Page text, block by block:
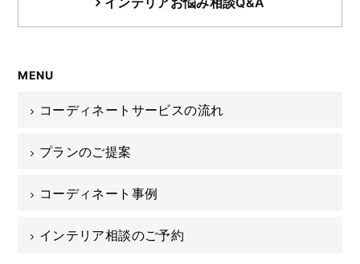
MENU
コーディネートサービスの流れ
プランのご提案
コーディネート事例
インテリア相談のご予約